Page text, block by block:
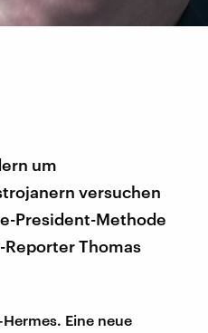
um
versuchen
President-Methode
Reporter Thomas
Eine neue